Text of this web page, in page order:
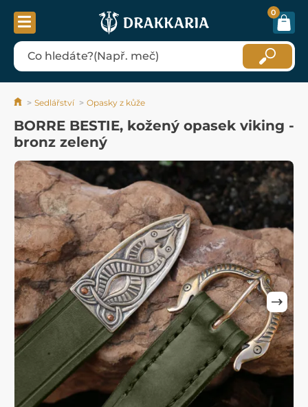
0
Sedlářství Opasky z kůže
BORRE BESTIE, kožený opasek viking -
bronz zelený